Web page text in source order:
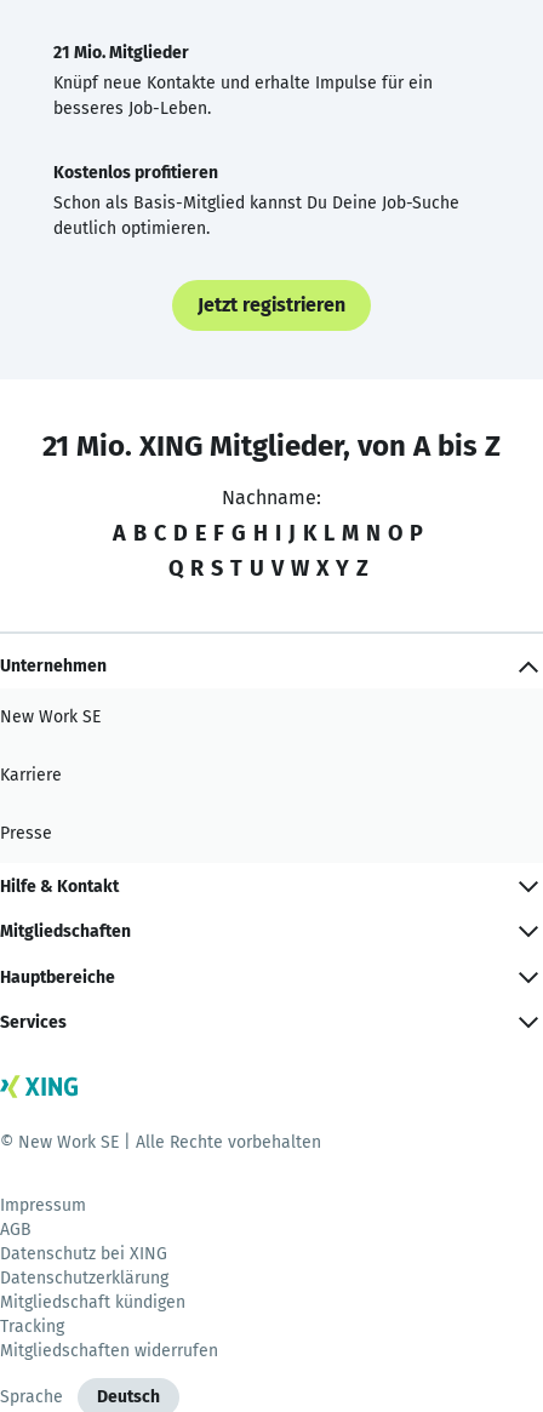
21 Mio. Mitglieder
Knüpf neue Kontakte und erhalte Impulse für ein
besseres Job-Leben.
Kostenlos profitieren
Schon als Basis-Mitglied kannst Du Deine Job-Suche
deutlich optimieren.
Jetzt registrieren
21 Mio. XING Mitglieder, von A bis Z
Nachname:
A B C D E F G H I J K L M N O P
Q R S T U V W X Y Z
Unternehmen
New Work SE
Karriere
Presse
Hilfe & Kontakt
Mitgliedschaften
Hauptbereiche
Services
© New Work SE | Alle Rechte vorbehalten
Impressum
AGB
Datenschutz bei XING
Datenschutzerklärung
Mitgliedschaft kündigen
Tracking
Mitgliedschaften widerrufen
Sprache Deutsch